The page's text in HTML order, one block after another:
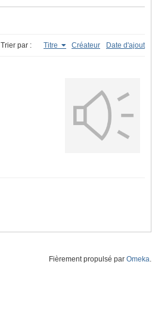
Trier par : Titre Créateur Date d'ajout
Fièrement propulsé par Omeka.